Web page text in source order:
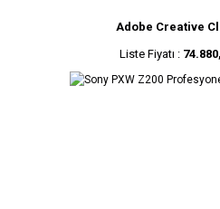
Adobe Creative
Liste Fiyatı :